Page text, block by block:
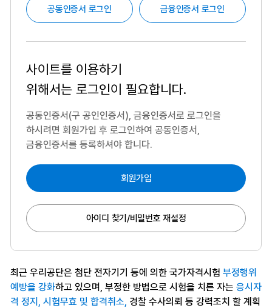
공동인증서 로그인 금융인증서 로그인
사이트를 이용하기
위해서는 로그인이 필요합니다.
공동인증서(구 공인인증서), 금융인증서로 로그인을
하시려면 회원가입 후 로그인하여 공동인증서,
금융인증서를 등록하셔야 합니다.
회원가입
아이디 찾기/비밀번호 재설정
최근 우리공단은 첨단 전자기기 등에 의한 국가자격시험 부정행위
예방을 강화하고 있으며, 부정한 방법으로 시험을 치른 자는 응시자
격 정지, 시험무효 및 합격취소, 경찰 수사의뢰 등 강력조치 할 계획